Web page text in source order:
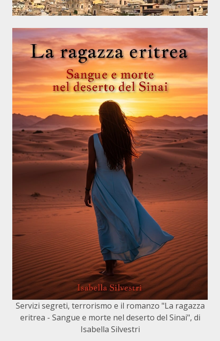
Servizi segreti, terrorismo e il romanzo "La ragazza
eritrea - Sangue e morte nel deserto del Sinai", di
Isabella Silvestri